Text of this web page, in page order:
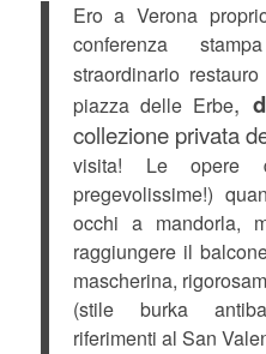
Ero a Verona
conferenza
straordinario
piazza delle Erbe,
collezione privata
visita! Le opere
pregevolissime!)
occhi a mandorla,
raggiungere il
mascherina,
(stile burka
riferimenti al San